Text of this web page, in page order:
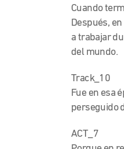
Cuando
Después,
a trabajar
del mundo.
Track_10
Fue en esa
perseguido
ACT_7